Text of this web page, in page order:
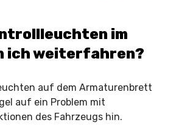
im
ich weiterfahren?
auf dem Armaturenbrett
auf ein Problem mit
des Fahrzeugs hin.